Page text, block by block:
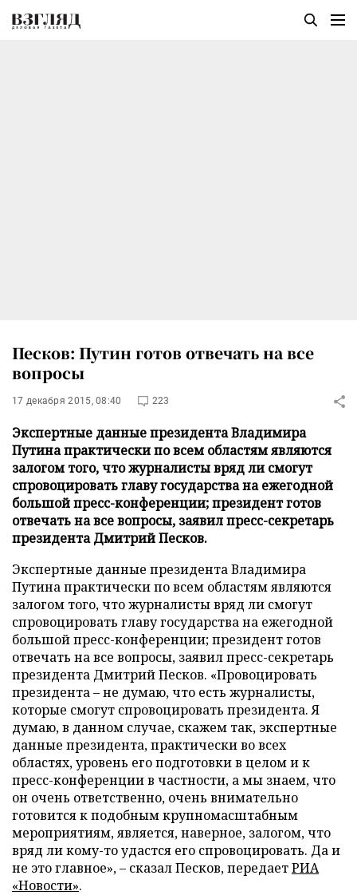
Песков: Путин готов отвечать на все
вопросы
17 декабря 2015, 08:40 223
Экспертные данные президента Владимира
Путина практически по всем областям являются
залогом того, что журналисты вряд ли смогут
спровоцировать главу государства на ежегодной
большой пресс-конференции; президент готов
отвечать на все вопросы, заявил пресс-секретарь
президента Дмитрий Песков.
Экспертные данные президента Владимира
Путина практически по всем областям являются
залогом того, что журналисты вряд ли смогут
спровоцировать главу государства на ежегодной
большой пресс-конференции; президент готов
отвечать на все вопросы, заявил пресс-секретарь
президента Дмитрий Песков. «Провоцировать
президента – не думаю, что есть журналисты,
которые смогут спровоцировать президента. Я
думаю, в данном случае, скажем так, экспертные
данные президента, практически во всех
областях, уровень его подготовки в целом и к
пресс-конференции в частности, а мы знаем, что
он очень ответственно, очень внимательно
готовится к подобным крупномасштабным
мероприятиям, является, наверное, залогом, что
вряд ли кому-то удастся его спровоцировать. Да и
не это главное», – сказал Песков, передаетРИА
«Новости».